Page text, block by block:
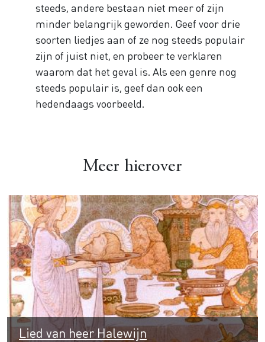
steeds, andere bestaan niet meer of zijn
minder belangrijk geworden. Geef voor drie
soorten liedjes aan of ze nog steeds populair
zijn of juist niet, en probeer te verklaren
waarom dat het geval is. Als een genre nog
steeds populair is, geef dan ook een
hedendaags voorbeeld.
Meer hierover
Lied van heer Halewijn